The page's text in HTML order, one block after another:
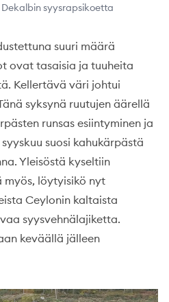
syysrapsikoetta
suuri määrä
ovat tasaisia ja tuuheita
Kellertävä väri johtui
syksynä ruutujen äärellä
runsas esiintyminen ja
suosi kahukärpästä
Yleisöstä kyseltiin
myös, löytyisikö nyt
Ceylonin kaltaista
syysvehnälajiketta.
keväällä jälleen